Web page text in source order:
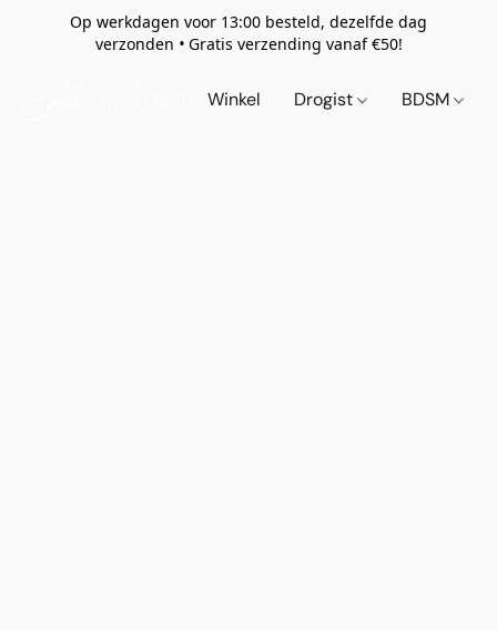
Op werkdagen voor 13:00 besteld, dezelfde dag
verzonden • Gratis verzending vanaf €50!
Winkel Drogist BDSM